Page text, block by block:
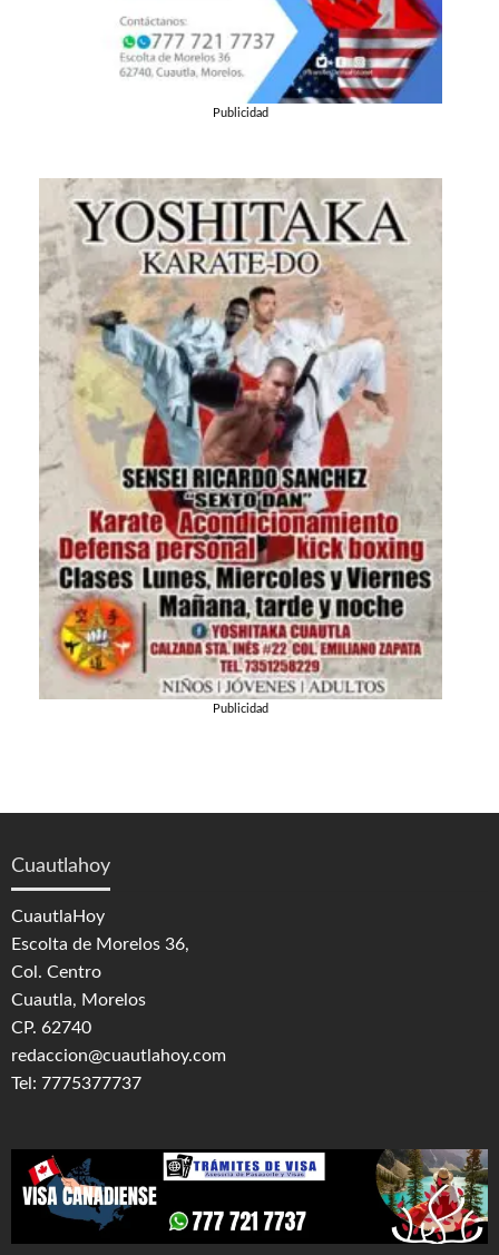
Publicidad
Publicidad
Cuautlahoy
CuautlaHoy
Escolta de Morelos 36,
Col. Centro
Cuautla, Morelos
CP. 62740
redaccion@cuautlahoy.com
Tel: 7775377737